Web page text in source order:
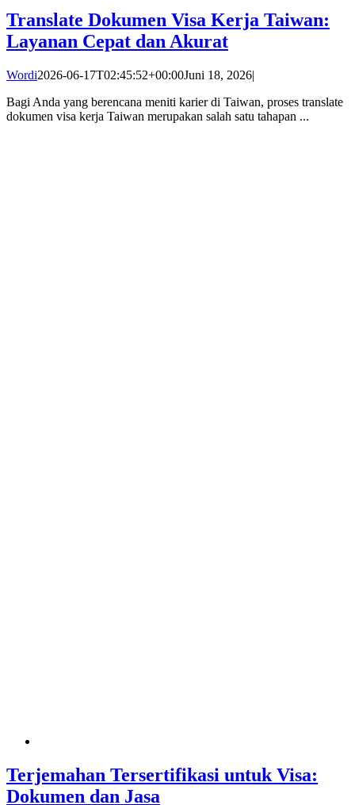
Translate Dokumen Visa Kerja Taiwan:
Layanan Cepat dan Akurat
Wordi2026-06-17T02:45:52+00:00Juni 18, 2026|
Bagi Anda yang berencana meniti karier di Taiwan, proses translate
dokumen visa kerja Taiwan merupakan salah satu tahapan ...
Terjemahan Tersertifikasi untuk Visa:
Dokumen dan Jasa